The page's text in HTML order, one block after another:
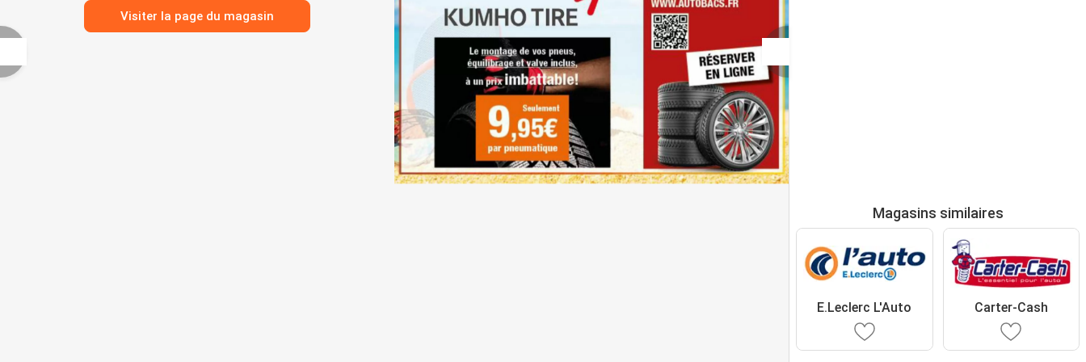
Visiter la page du magasin
Magasins similaires
E.Leclerc L'Auto Carter-Cash